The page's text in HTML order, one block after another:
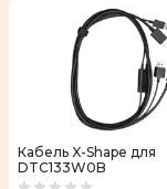
Кабель X-Shape для
DTC133W0B